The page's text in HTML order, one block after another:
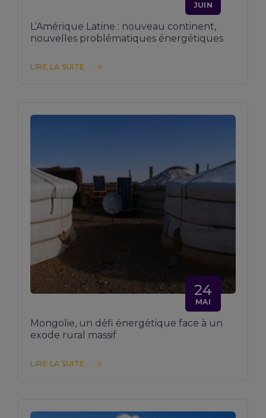
JUIN
L’Amérique Latine : nouveau continent,
nouvelles problématiques énergétiques
LIRE LA SUITE
24
MAI
Mongolie, un défi énergétique face à un
exode rural massif
LIRE LA SUITE